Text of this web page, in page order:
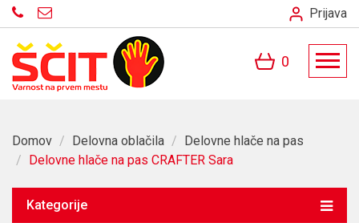
Prijava
0
Domov / Delovna oblačila / Delovne hlače na pas
/ Delovne hlače na pas CRAFTER Sara
Kategorije